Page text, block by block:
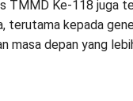
TMMD Ke-118 juga
terutama kepada
masa depan yang